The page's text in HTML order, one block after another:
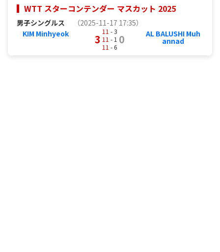
WTT スターコンテンダー マスカット 2025
男子シングルス
（2025-11-17 17:35）
KIM Minhyeok
3
11 - 3
11 - 1
11 - 6
0 AL BALUSHI Muh
annad